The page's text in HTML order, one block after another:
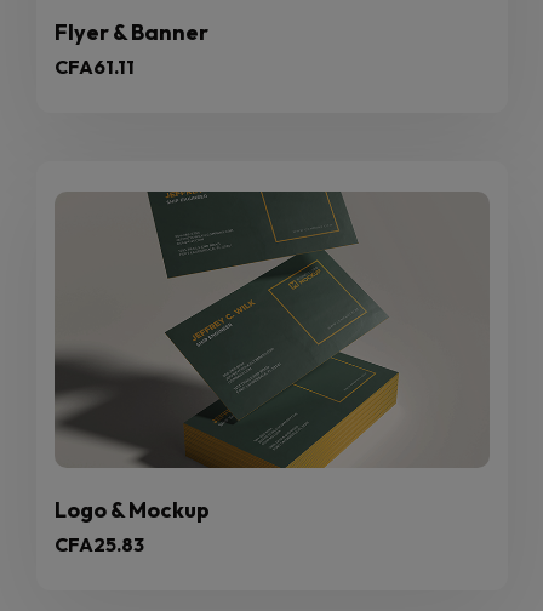
Flyer & Banner
CFA61.11
Logo & Mockup
CFA25.83